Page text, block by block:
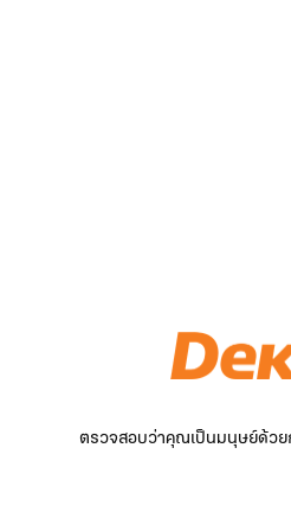
ตรวจสอบว่าคุณเป็นมนุษย์ด้วย